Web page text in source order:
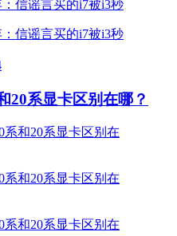
20系显卡区别在哪？